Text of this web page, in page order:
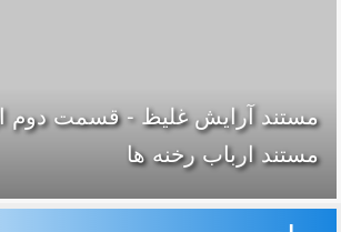
مستند آرایش غلیظ - قسمت دوم
مستند ارباب رخنه ها